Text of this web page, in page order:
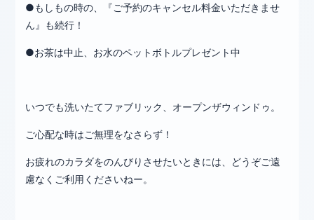
●もしもの時の、『ご予約のキャンセル料金いただきませ
ん』も続行！
●お茶は中止、お水のペットボトルプレゼント中
いつでも洗いたてファブリック、オープンザウィンドゥ。
ご心配な時はご無理をなさらず！
お疲れのカラダをのんびりさせたいときには、どうぞご遠
慮なくご利用くださいねー。